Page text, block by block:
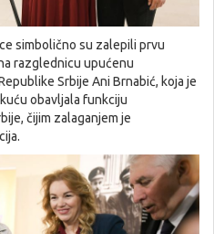
simbolično su zalepili prvu
razglednicu upućenu
Srbije Ani Brnabić, koja je
obavljala funkciju
čijim zalaganjem je